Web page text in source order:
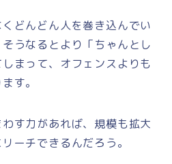
どんどん人を巻き込んでい
うなるとより「ちゃんとし
まって、オフェンスよりも
す。
す力があれば、規模も拡大
ーチできるんだろう。